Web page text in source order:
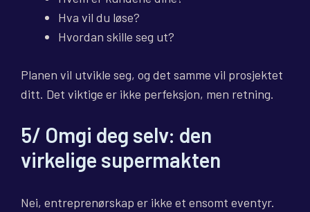
Hva vil du løse?
Hvordan skille seg ut?
Planen vil utvikle seg, og det samme vil prosjektet
ditt. Det viktige er ikke perfeksjon, men retning.
5/ Omgi deg selv: den
virkelige supermakten
Nei, entreprenørskap er ikke et ensomt eventyr.